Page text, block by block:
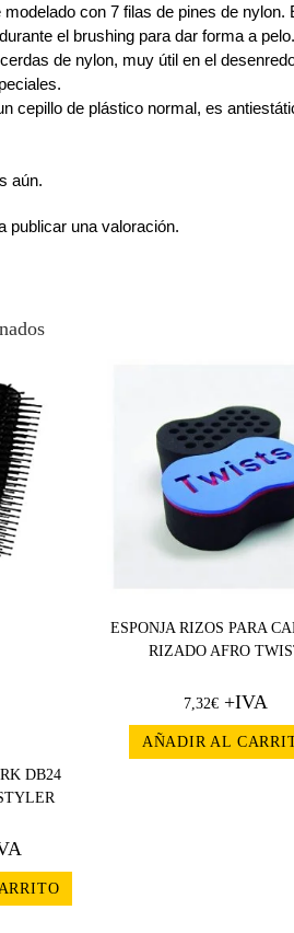
modelado con 7 filas de pines de
el brushing para dar forma a
de nylon, muy útil en el
cepillo de plástico normal, es
aún.
publicar una valoración.
DB24
ESPONJA RIZOS PARA
RIZADO AFRO
7,32€ +IVA
AÑADIR AL